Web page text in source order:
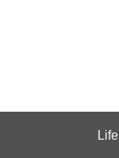
Life